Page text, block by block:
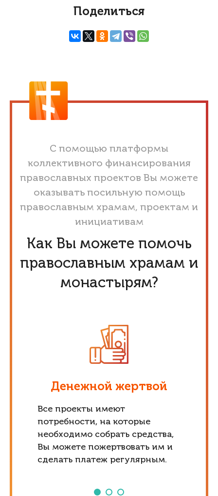
Поделиться
С помощью платформы
коллективного финансирования
православных проектов Вы можете
оказывать посильную помощь
православным храмам, проектам и
инициативам
Как Вы можете помочь
православным храмам и
монастырям?
Денежной жертвой
Все проекты имеют
потребности, на которые
необходимо собрать средства,
Вы можете пожертвовать им и
сделать платеж регулярным.